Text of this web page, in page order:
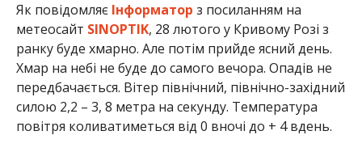
Як повідомляєІнформатор з посиланням на
метеосайт SINOPTIK, 28 лютого у Кривому Розі з
ранку буде хмарно. Але потім прийде ясний день.
Хмар на небі не буде до самого вечора. Опадів не
передбачається. Вітер північний, північно-західний
силою 2,2 – 3, 8 метра на секунду. Температура
повітря коливатиметься від 0 вночі до + 4 вдень.